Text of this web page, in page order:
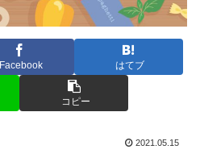
Facebook はてブ
コピー
2021.05.15